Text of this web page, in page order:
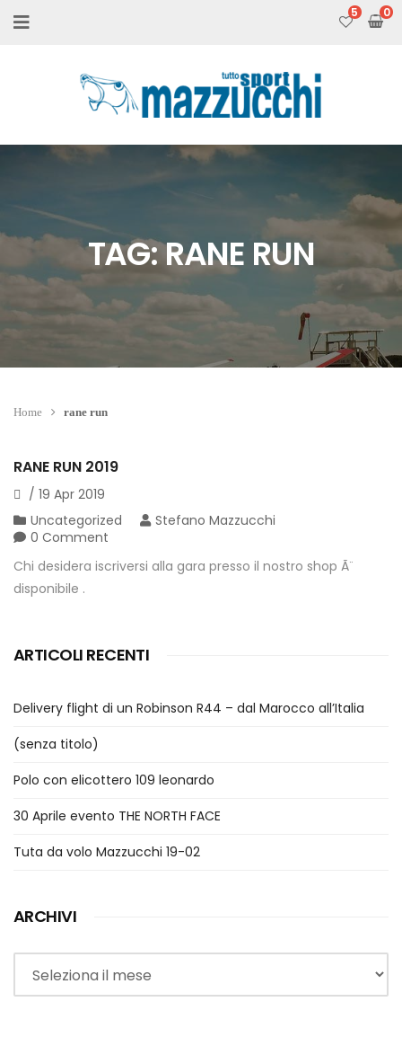
5
TAG:RANE RUN
Home rane run
RANE RUN 2019
/ 19 Apr 2019
Uncategorized
Stefano Mazzucchi
0 Comment
Chi desidera iscriversi alla gara presso il nostro shop Ã¨
disponibile .
ARTICOLI RECENTI
Delivery flight di un Robinson R44 – dal Marocco all’Italia
(senza titolo)
Polo con elicottero 109 leonardo
30 Aprile evento THE NORTH FACE
Tuta da volo Mazzucchi 19-02
ARCHIVI
Archivi